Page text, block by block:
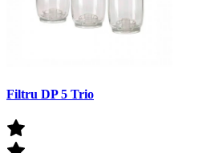
Filtru DP 5 Trio